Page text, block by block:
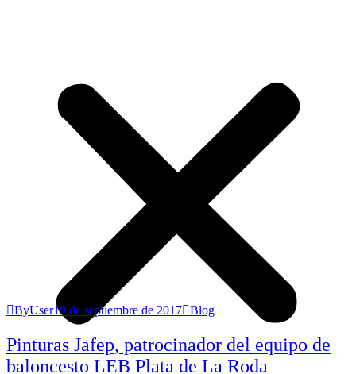
ByUser19 de septiembre de 2017 Blog
Pinturas Jafep, patrocinador del equipo de
baloncesto LEB Plata de La Roda